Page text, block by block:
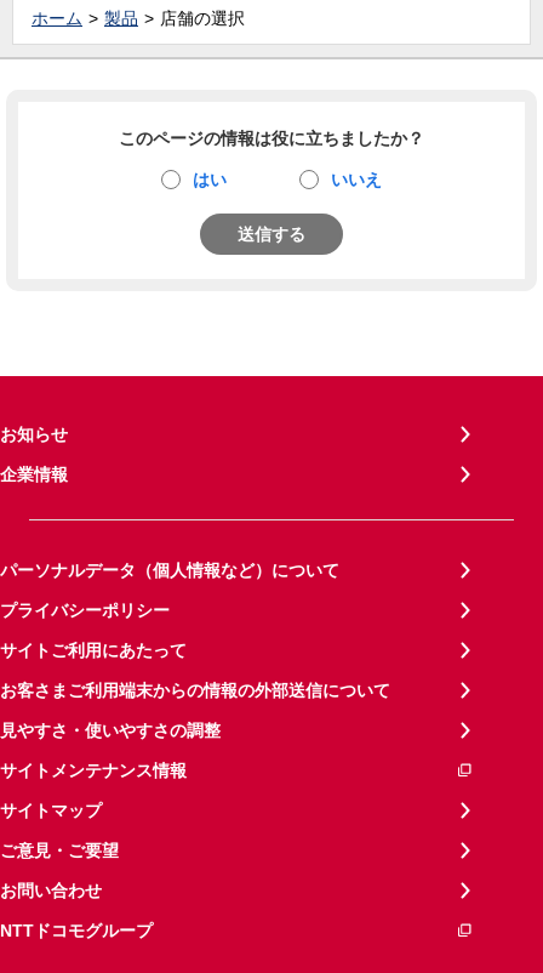
ホーム 製品 店舗の選択
このページの情報は役に立ちましたか？
はい いいえ
送信する
お知らせ
企業情報
パーソナルデータ（個人情報など）について
プライバシーポリシー
サイトご利用にあたって
お客さまご利用端末からの情報の外部送信について
見やすさ・使いやすさの調整
サイトメンテナンス情報
サイトマップ
ご意見・ご要望
お問い合わせ
NTTドコモグループ